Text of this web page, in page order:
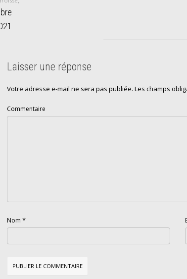
Laisser une réponse
Votre adresse e-mail ne sera pas publiée. Les champs
Commentaire
Nom *